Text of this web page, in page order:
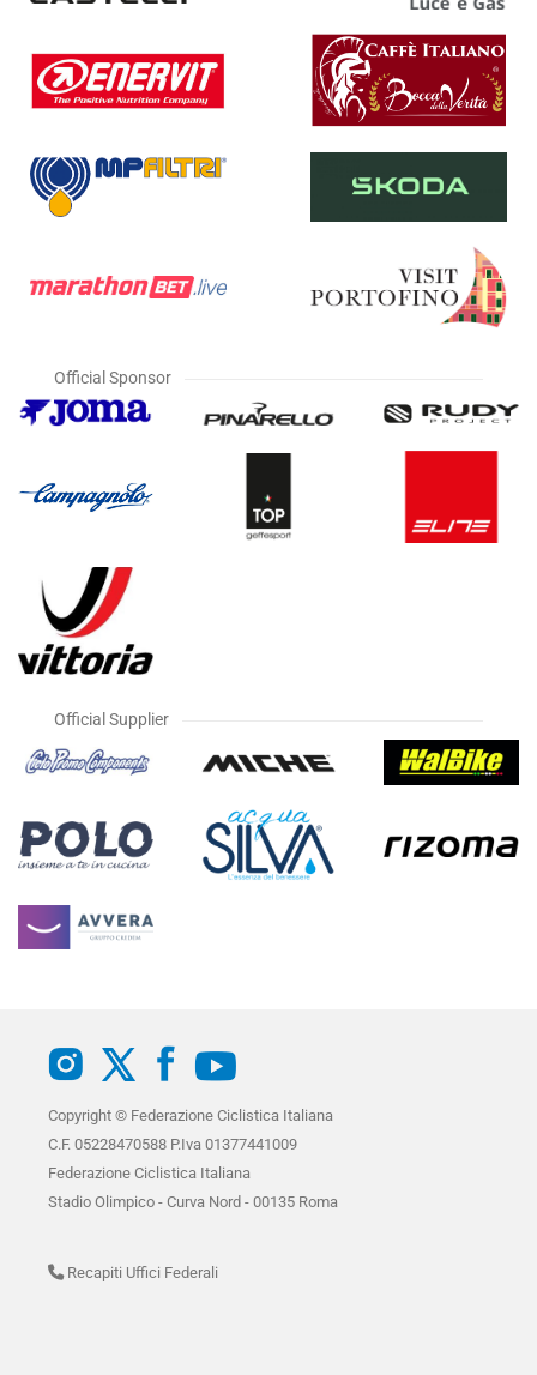
Official Sponsor
Official Supplier
Copyright © Federazione Ciclistica Italiana
C.F. 05228470588 P.Iva 01377441009
Federazione Ciclistica Italiana
Stadio Olimpico - Curva Nord - 00135 Roma
Recapiti Uffici Federali